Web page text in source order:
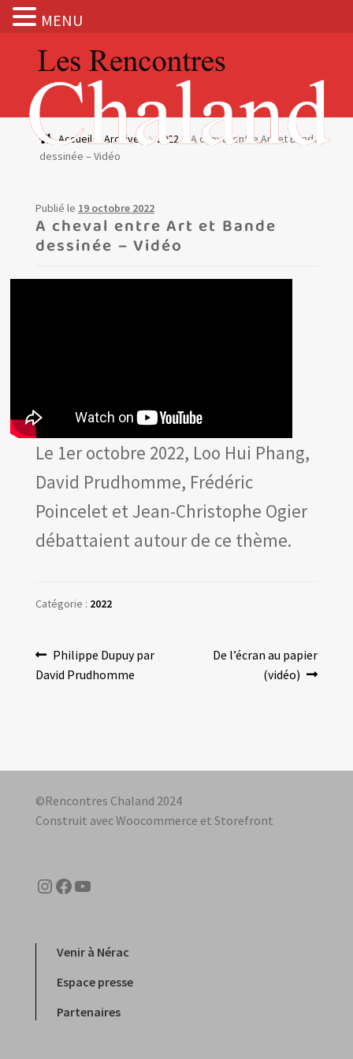
navigation
contenu
Actualités
Expositions
Les Rencontres Chaland
Accueil Archives 2022
A cheval entre Art et Bande
dessinée – Vidéo
Publié le 19 octobre 2022
A cheval entre Art et Bande
dessinée – Vidéo
Le 1er octobre 2022, Loo Hui Phang,
David Prudhomme, Frédéric
Poincelet et Jean-Christophe Ogier
débattaient autour de ce thème.
Catégorie : 2022
Navigation
de
Article
précédent :
Philippe Dupuy par
David Prudhomme
Article
De l’écran au papier
(vidéo)
©Rencontres Chaland 2024
Construit avec Woocommerce et Storefront
Instagram
Facebook
YouTube
Venir à Nérac
Espace presse
Partenaires
MENU